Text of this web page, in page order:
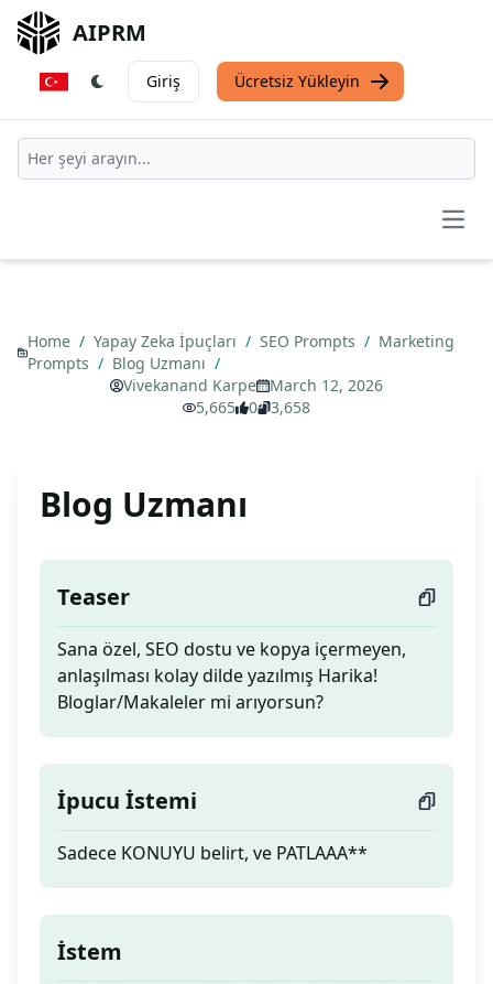
AIPRM
Giriş Ücretsiz Yükleyin
Home / Yapay Zeka İpuçları / SEO Prompts / Marketing
Prompts / Blog Uzmanı /
Vivekanand Karpe
March 12, 2026
5,665
0 3,658
Blog Uzmanı
Teaser
Sana özel, SEO dostu ve kopya içermeyen,
anlaşılması kolay dilde yazılmış Harika!
Bloglar/Makaleler mi arıyorsun?
İpucu İstemi
Sadece KONUYU belirt, ve PATLAAA**
İstem